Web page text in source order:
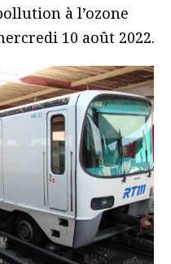
à l’ozone
10 août 2022.